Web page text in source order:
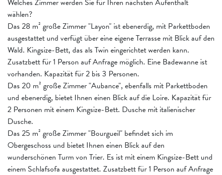
Welches Zimmer werden Sie für Ihren nächsten Aufenthalt
wählen?
Das 28 m² große Zimmer "Layon" ist ebenerdig, mit Parkettboden
ausgestattet und verfügt über eine eigene Terrasse mit Blick auf den
Wald. Kingsize-Bett, das als Twin eingerichtet werden kann.
Zusatzbett für 1 Person auf Anfrage möglich. Eine Badewanne ist
vorhanden. Kapazität für 2 bis 3 Personen.
Das 20 m² große Zimmer "Aubance", ebenfalls mit Parkettboden
und ebenerdig, bietet Ihnen einen Blick auf die Loire. Kapazität für
2 Personen mit einem Kingsize-Bett. Dusche mit italienischer
Dusche.
Das 25 m² große Zimmer "Bourgueil" befindet sich im
Obergeschoss und bietet Ihnen einen Blick auf den
wunderschönen Turm von Trier. Es ist mit einem Kingsize-Bett und
einem Schlafsofa ausgestattet. Zusatzbett für 1 Person auf Anfrage